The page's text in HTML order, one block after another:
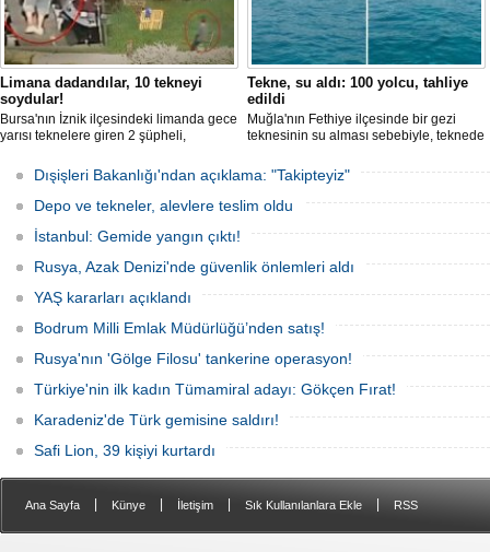
Limana dadandılar, 10 tekneyi
soydular!
Bursa'nın İznik ilçesindeki limanda gece
yarısı teknelere giren 2 şüpheli,
çaldı. Olay, güvenlik kameralarına
yansıdı, tekne sahiplerinin ihbarıyla
jandarma inceleme başlattı.
Tekne, su aldı: 100 yolcu, tahliye
edildi
Muğla'nın Fethiye ilçesinde bir gezi
teknesinin su alması sebebiyle, teknede
teknenin batmaması için bölgede
kurtarma çalışması başlatıldı.
Dışişleri Bakanlığı'ndan açıklama: "Takipteyiz"
Depo ve tekneler, alevlere teslim oldu
İstanbul: Gemide yangın çıktı!
Rusya, Azak Denizi'nde güvenlik önlemleri aldı
YAŞ kararları açıklandı
Bodrum Milli Emlak Müdürlüğü’nden satış!
Rusya'nın 'Gölge Filosu' tankerine operasyon!
Türkiye'nin ilk kadın Tümamiral adayı: Gökçen Fırat!
Karadeniz'de Türk gemisine saldırı!
Safi Lion, 39 kişiyi kurtardı
Ana Sayfa Künye İletişim Sık Kullanılanlara Ekle RSS